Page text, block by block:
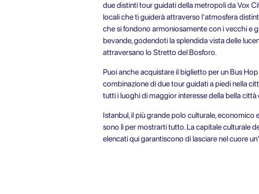
due distinti tour guidati della metropoli da Vox
locali che ti guiderà attraverso l'atmosfera
che si fondono armoniosamente con i vecchi e
bevande, godendoti la splendida vista delle
attraversano lo Stretto del Bosforo.
Puoi anche acquistare il biglietto per un Bus
combinazione di due tour guidati a piedi nella
tutti i luoghi di maggior interesse della bella città
Istanbul, il più grande polo culturale,
sono lì per mostrarti tutto. La capitale culturale
elencati qui garantiscono di lasciare nel cuore